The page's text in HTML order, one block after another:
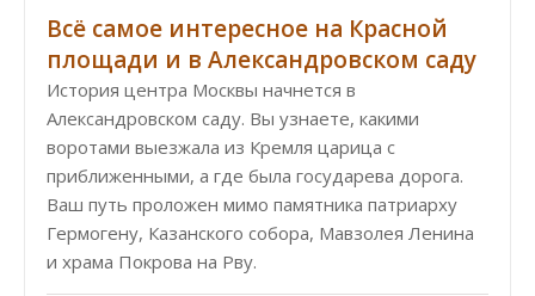
Всё самое интересное на Красной
площади и в Александровском саду
История центра Москвы начнется в
Александровском саду. Вы узнаете, какими
воротами выезжала из Кремля царица с
приближенными, а где была государева дорога.
Ваш путь проложен мимо памятника патриарху
Гермогену, Казанского собора, Мавзолея Ленина
и храма Покрова на Рву.